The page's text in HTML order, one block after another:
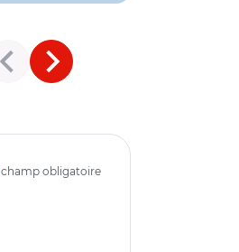
champ obligatoire